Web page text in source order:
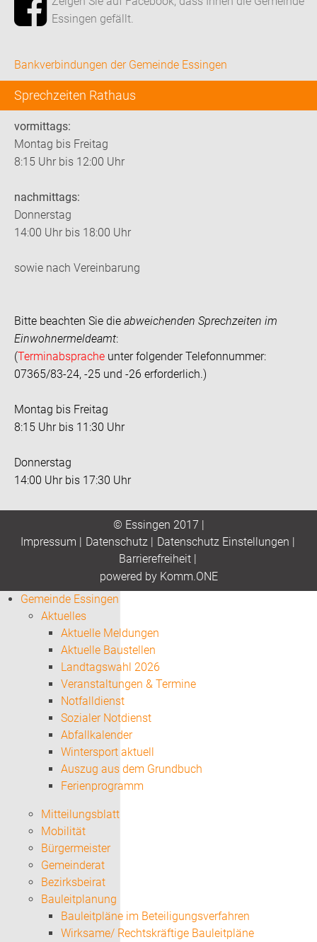
Essingen gefällt.
Bankverbindungen der Gemeinde Essingen
Sprechzeiten Rathaus
vormittags:
Montag bis Freitag
8:15 Uhr bis 12:00 Uhr
nachmittags:
Donnerstag
14:00 Uhr bis 18:00 Uhr
sowie nach Vereinbarung
Bitte beachten Sie die abweichenden Sprechzeiten im
Einwohnermeldeamt:
(Terminabsprache unter folgender Telefonnummer:
07365/83-24, -25 und -26 erforderlich.)
Montag bis Freitag
8:15 Uhr bis 11:30 Uhr
Donnerstag
14:00 Uhr bis 17:30 Uhr
© Essingen 2017 |
Impressum | Datenschutz| Datenschutz Einstellungen |
Barrierefreiheit|
powered by Komm.ONE
Gemeinde Essingen
Aktuelles
Aktuelle Meldungen
Aktuelle Baustellen
Landtagswahl 2026
Veranstaltungen & Termine
Notfalldienst
Sozialer Notdienst
Abfallkalender
Wintersport aktuell
Auszug aus dem Grundbuch
Ferienprogramm
Mitteilungsblatt
Mobilität
Bürgermeister
Gemeinderat
Bezirksbeirat
Bauleitplanung
Bauleitpläne im Beteiligungsverfahren
Wirksame/ Rechtskräftige Bauleitpläne